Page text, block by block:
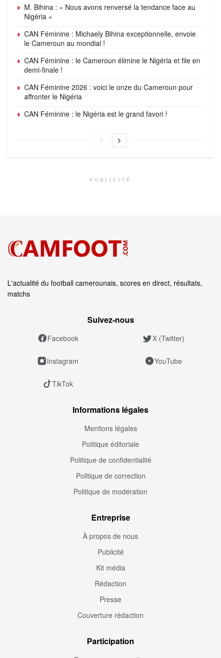
M. Bihina : « Nous avons renversé la tendance face au
Nigéria »
CAN Féminine : Michaely Bihina exceptionnelle, envoie
le Cameroun au mondial !
CAN Féminine : le Cameroun élimine le Nigéria et file en
demi-finale !
CAN Féminine 2026 : voici le onze du Cameroun pour
affronter le Nigéria
CAN Féminine : le Nigéria est le grand favori !
PUBLICITÉ
L'actualité du football camerounais, scores en direct, résultats,
matchs
Suivez‑nous
Facebook X (Twitter)
Instagram YouTube
TikTok
Informations légales
Mentions légales
Politique éditoriale
Politique de confidentialité
Politique de correction
Politique de modération
Entreprise
À propos de nous
Publicité
Kit média
Rédaction
Presse
Couverture rédaction
Participation